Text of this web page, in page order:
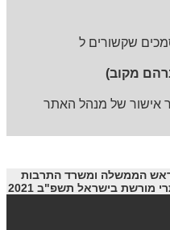
שקשורים ל
מקוב)
אישור של מנהל האתר
ראש הממשלה ומשרד התרבות
מורשת בישראל תשפ"ב 2021